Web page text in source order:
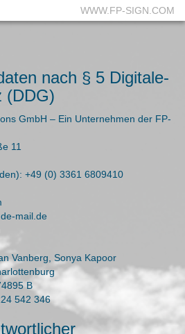
WWW.FP-SIGN.COM
nach § 5 Digitale-
(DDG)
GmbH – Ein Unternehmen der FP-
11
+49 (0) 3361 6809410
mail.de
Vanberg, Sonya Kapoor
B
542 346